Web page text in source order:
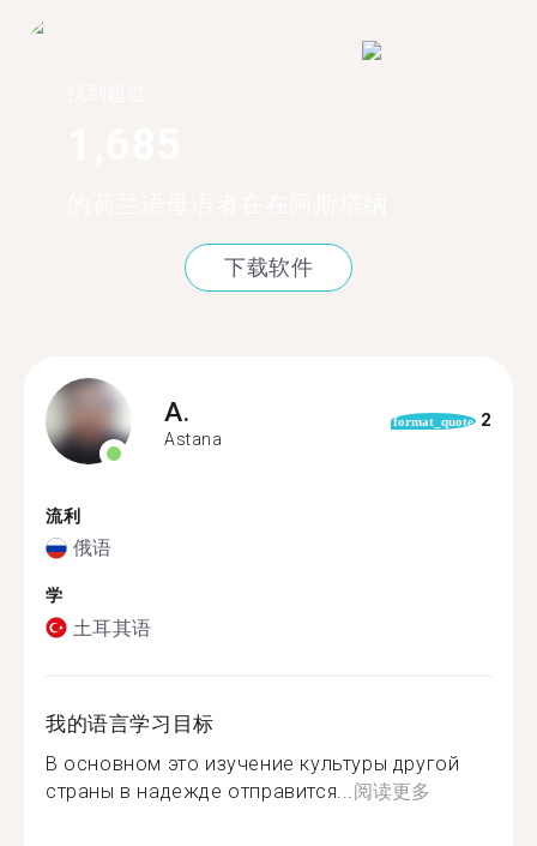
下载软件
A.
Astana
format_quote 2
流利
俄语
学
土耳其语
我的语言学习目标
В основном это изучение культуры другой
страны в надежде отправится... 阅读更多